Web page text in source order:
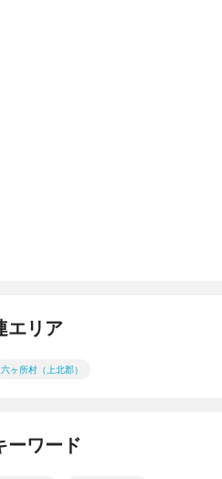
エリア
六ヶ所村（上北郡）
ーワード